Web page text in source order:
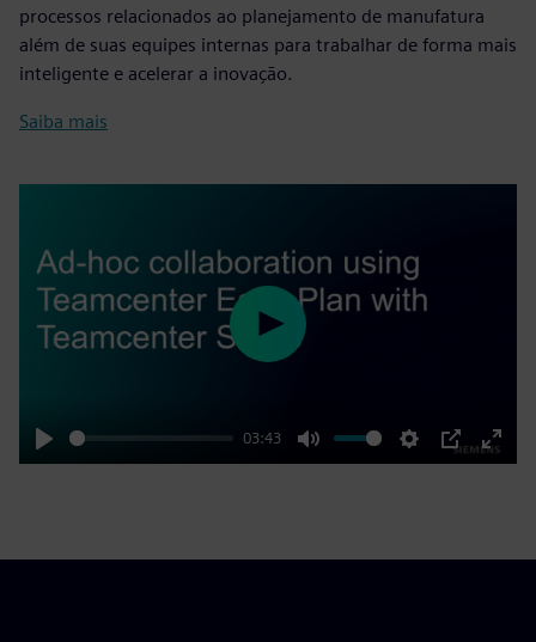
processos relacionados ao planejamento de manufatura
além de suas equipes internas para trabalhar de forma mais
inteligente e acelerar a inovação.
Saiba mais
Play
03:43
Mute Settings
PIP
Enter
Play